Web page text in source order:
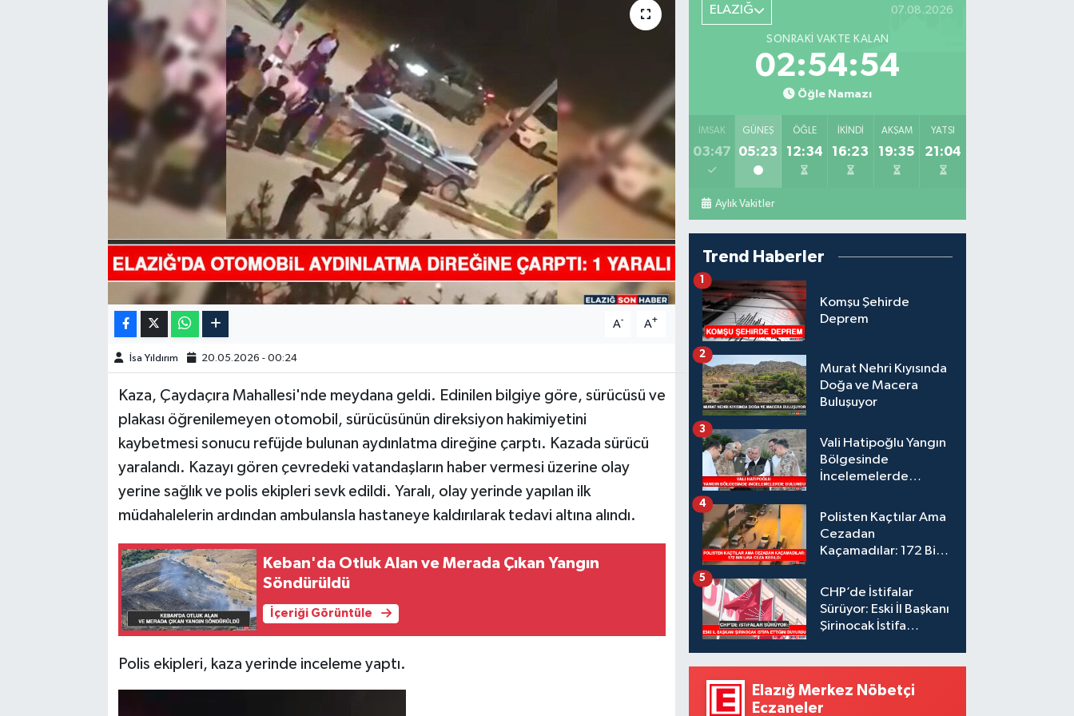
A- A+
İsa Yıldırım 20.05.2026 - 00:24
Kaza, Çaydaçıra Mahallesi'nde meydana geldi. Edinilen bilgiye göre, sürücüsü ve
plakası öğrenilemeyen otomobil, sürücüsünün direksiyon hakimiyetini
kaybetmesi sonucu refüjde bulunan aydınlatma direğine çarptı. Kazada sürücü
yaralandı. Kazayı gören çevredeki vatandaşların haber vermesi üzerine olay
yerine sağlık ve polis ekipleri sevk edildi. Yaralı, olay yerinde yapılan ilk
müdahalelerin ardından ambulansla hastaneye kaldırılarak tedavi altına alındı.
Keban'da Otluk Alan ve Merada Çıkan Yangın
Söndürüldü
İçeriği Görüntüle
Polis ekipleri, kaza yerinde inceleme yaptı.
ELAZIĞ 07.08.2026
SONRAKI VAKTE KALAN
02:54:53
Öğle Namazı
İMSAK
03:47
GÜNEŞ
05:23
ÖĞLE
12:34
İKINDI
16:23
AKŞAM
19:35
YATSI
21:04
Aylık Vakitler
Trend Haberler
Komşu Şehirde
Deprem
1
Murat Nehri Kıyısında
Doğa ve Macera
Buluşuyor
2
Vali Hatipoğlu Yangın
Bölgesinde
İncelemelerde
3
Polisten Kaçtılar Ama
Cezadan
Kaçamadılar: 172 Bin
4
CHP’de İstifalar
Sürüyor: Eski İl Başkanı
Şirinocak İstifa
5
Elazığ Merkez Nöbetçi
Eczaneler
HABERDE İNSAN
KÜLTÜR-SANAT